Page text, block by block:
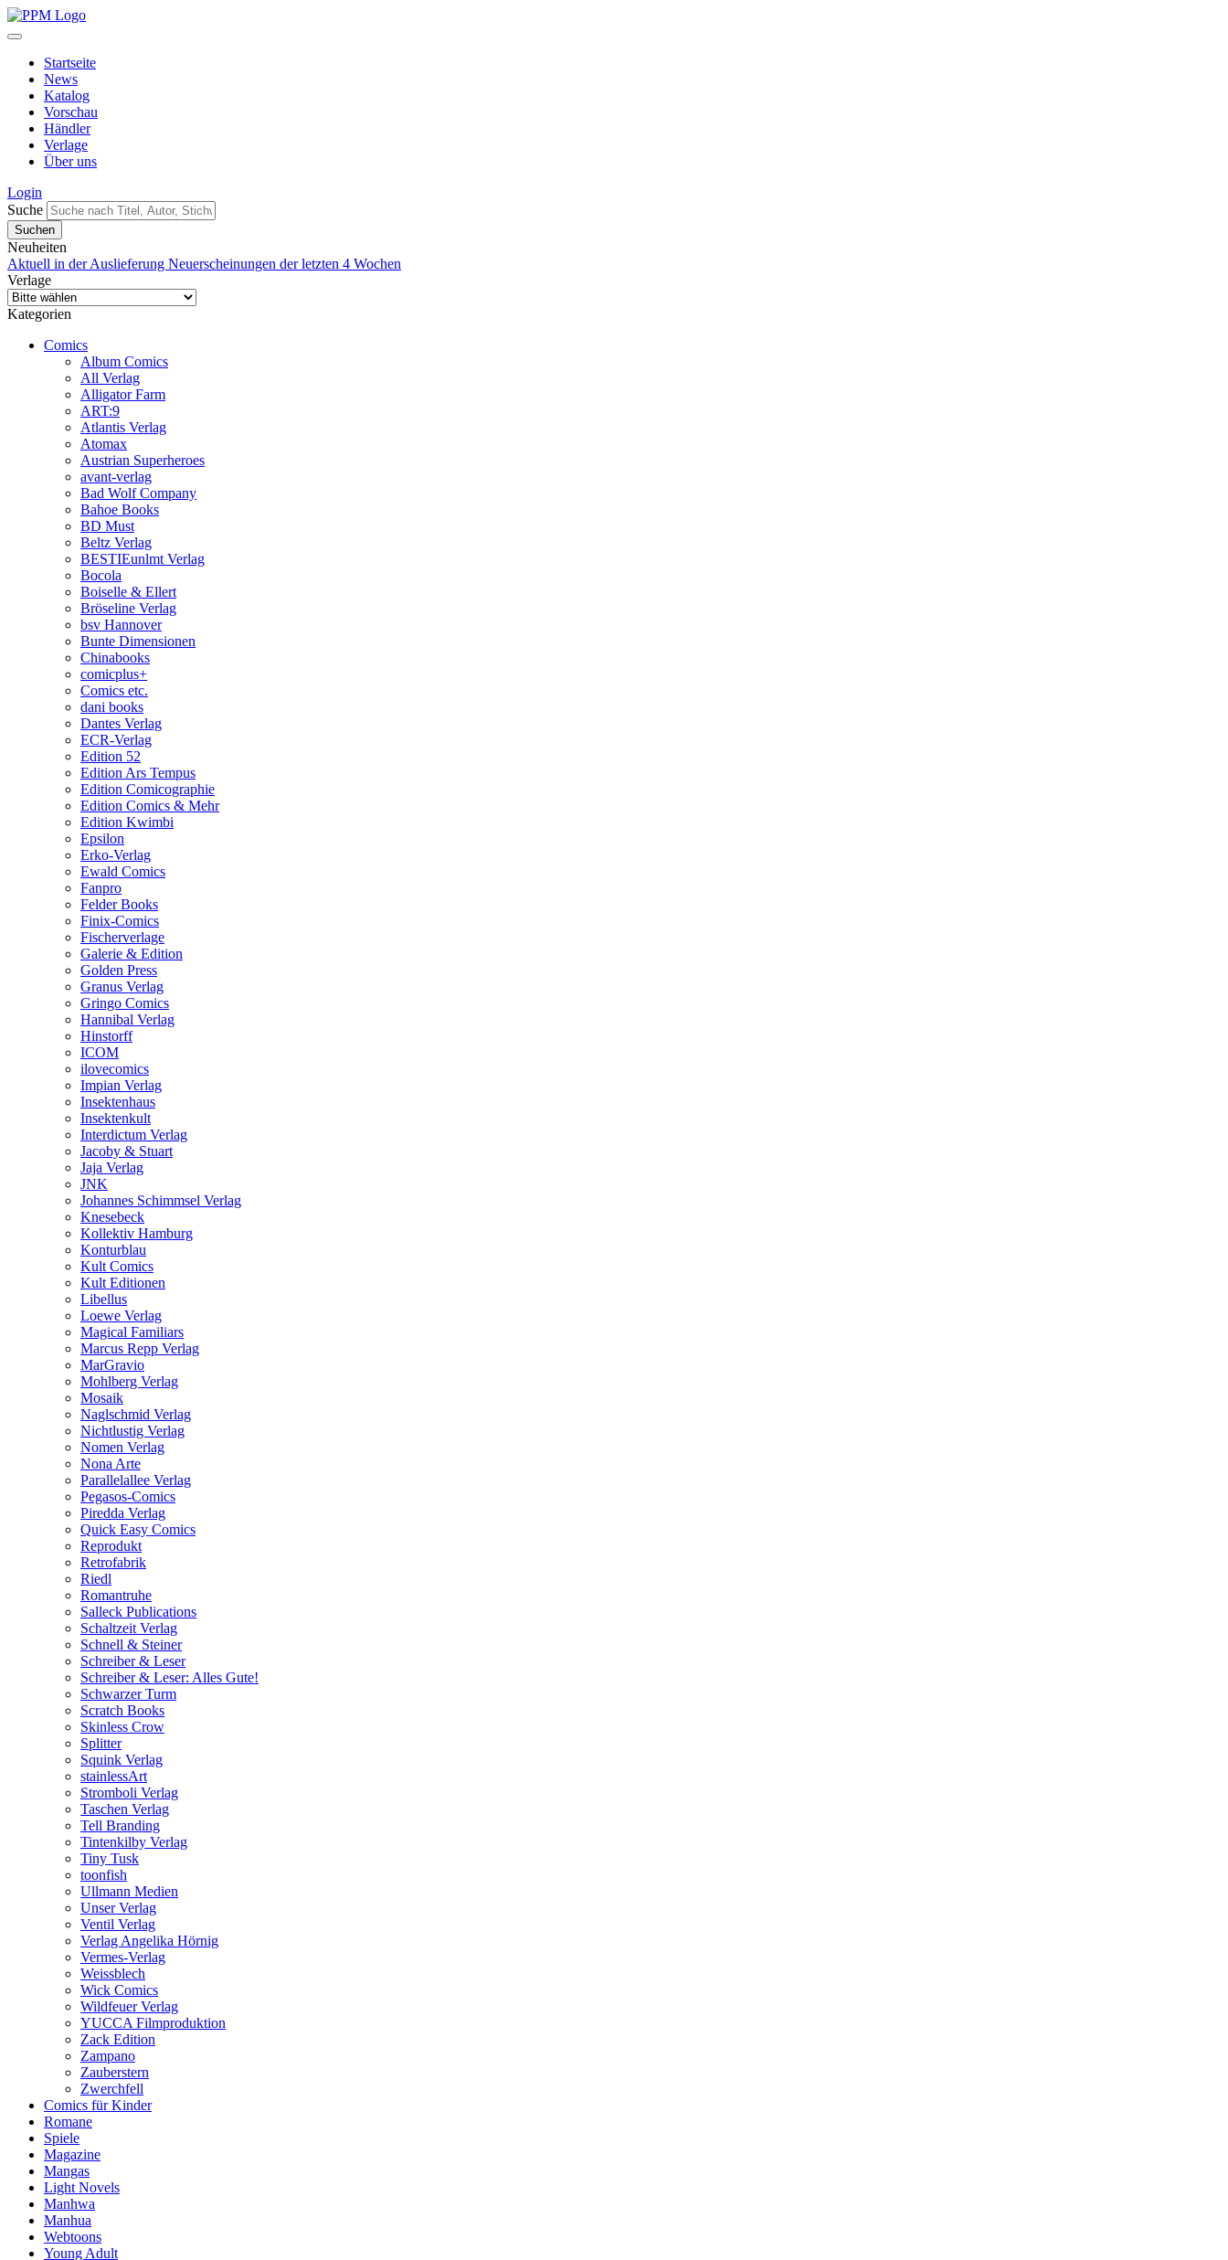
Startseite
News
Katalog
Vorschau
Händler
Verlage
Über uns
Login
Suche
Neuheiten
Aktuell in der Auslieferung Neuerscheinungen der letzten 4 Wochen
Verlage
Kategorien
Comics
Album Comics
All Verlag
Alligator Farm
ART:9
Atlantis Verlag
Atomax
Austrian Superheroes
avant-verlag
Bad Wolf Company
Bahoe Books
BD Must
Beltz Verlag
BESTIEunlmt Verlag
Bocola
Boiselle & Ellert
Bröseline Verlag
bsv Hannover
Bunte Dimensionen
Chinabooks
comicplus+
Comics etc.
dani books
Dantes Verlag
ECR-Verlag
Edition 52
Edition Ars Tempus
Edition Comicographie
Edition Comics & Mehr
Edition Kwimbi
Epsilon
Erko-Verlag
Ewald Comics
Fanpro
Felder Books
Finix-Comics
Fischerverlage
Galerie & Edition
Golden Press
Granus Verlag
Gringo Comics
Hannibal Verlag
Hinstorff
ICOM
ilovecomics
Impian Verlag
Insektenhaus
Insektenkult
Interdictum Verlag
Jacoby & Stuart
Jaja Verlag
JNK
Johannes Schimmsel Verlag
Knesebeck
Kollektiv Hamburg
Konturblau
Kult Comics
Kult Editionen
Libellus
Loewe Verlag
Magical Familiars
Marcus Repp Verlag
MarGravio
Mohlberg Verlag
Mosaik
Naglschmid Verlag
Nichtlustig Verlag
Nomen Verlag
Nona Arte
Parallelallee Verlag
Pegasos-Comics
Piredda Verlag
Quick Easy Comics
Reprodukt
Retrofabrik
Riedl
Romantruhe
Salleck Publications
Schaltzeit Verlag
Schnell & Steiner
Schreiber & Leser
Schreiber & Leser: Alles Gute!
Schwarzer Turm
Scratch Books
Skinless Crow
Splitter
Squink Verlag
stainlessArt
Stromboli Verlag
Taschen Verlag
Tell Branding
Tintenkilby Verlag
Tiny Tusk
toonfish
Ullmann Medien
Unser Verlag
Ventil Verlag
Verlag Angelika Hörnig
Vermes-Verlag
Weissblech
Wick Comics
Wildfeuer Verlag
YUCCA Filmproduktion
Zack Edition
Zampano
Zauberstern
Zwerchfell
Comics für Kinder
Romane
Spiele
Magazine
Mangas
Light Novels
Manhwa
Manhua
Webtoons
Young Adult